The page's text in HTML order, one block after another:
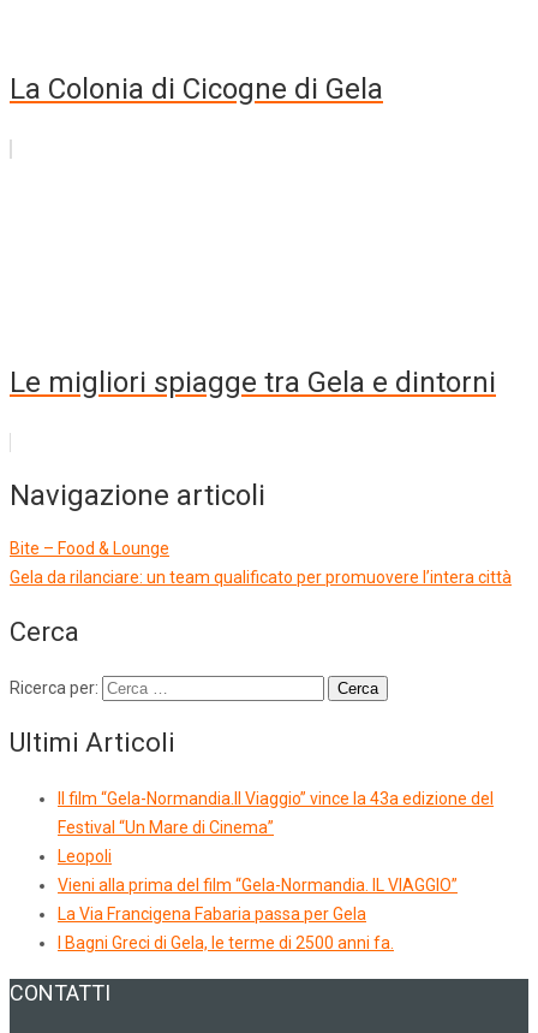
La Colonia di Cicogne di Gela
Le migliori spiagge tra Gela e dintorni
Navigazione articoli
Bite – Food & Lounge
Gela da rilanciare: un team qualificato per promuovere l’intera città
Cerca
Ricerca per:
Ultimi Articoli
Il film “Gela-Normandia.Il Viaggio” vince la 43a edizione del
Festival “Un Mare di Cinema”
Leopoli
Vieni alla prima del film “Gela-Normandia. IL VIAGGIO”
La Via Francigena Fabaria passa per Gela
I Bagni Greci di Gela, le terme di 2500 anni fa.
CONTATTI